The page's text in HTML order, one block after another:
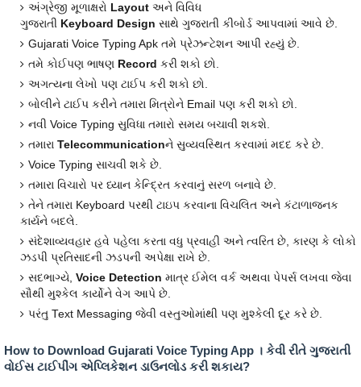
અંગ્રેજી મૂળાક્ષરો Layout અને વિવિધ
ગુજરાતી Keyboard Design સાથે ગુજરાતી કીબોર્ડ આપવામાં આવે છે.
Gujarati Voice Typing Apk તમે પ્રેઝન્ટેશન આપી રહ્યું છે.
તમે કોઈપણ ભાષણ Record કરી શકો છો.
અગત્યના લેખો પણ ટાઈપ કરી શકો છો.
બોલીને ટાઈપ કરીને તમારા મિત્રોને Email પણ કરી શકો છો.
નવી Voice Typing સુવિધા તમારો સમય બચાવી શકશે.
તમારા Telecommunicationને સુવ્યવસ્થિત કરવામાં મદદ કરે છે.
Voice Typing સાચવી શકે છે.
તમારા વિચારો પર ધ્યાન કેન્દ્રિત કરવાનું સરળ બનાવે છે.
તેને તમારા Keyboard પરથી ટાઇપ કરવાના વિચલિત અને કંટાળાજનક
કાર્યને બદલે.
સંદેશાવ્યવહાર હવે પહેલા કરતા વધુ પ્રવાહી અને ત્વરિત છે, કારણ કે લોકો
ઝડપી પ્રતિસાદની ઝડપની અપેક્ષા રાખે છે.
સદભાગ્યે, Voice Detection માત્ર ઈમેલ વર્ક અથવા પેપર્સ લખવા જેવા
સૌથી મુશ્કેલ કાર્યોને વેગ આપે છે.
પરંતુ Text Messaging જેવી વસ્તુઓમાંથી પણ મુશ્કેલી દૂર કરે છે.
How to Download Gujarati Voice Typing App । કેવી રીતે ગુજરાતી
વોઈસ ટાઈપીંગ એપ્લિકેશન ડાઉનલોડ કરી શકાય?